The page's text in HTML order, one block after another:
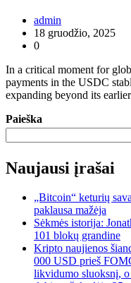
admin
18 gruodžio, 2025
0
In a critical moment for
payments in the USDC
expanding beyond its
Paieška
Naujausi įrašai
„Bitcoin“ keturių
paklausa mažėja
Sėkmės istorija:
101 blokų grandine
Kripto naujienos
000 USD prieš
likvidumo sluoksnį,